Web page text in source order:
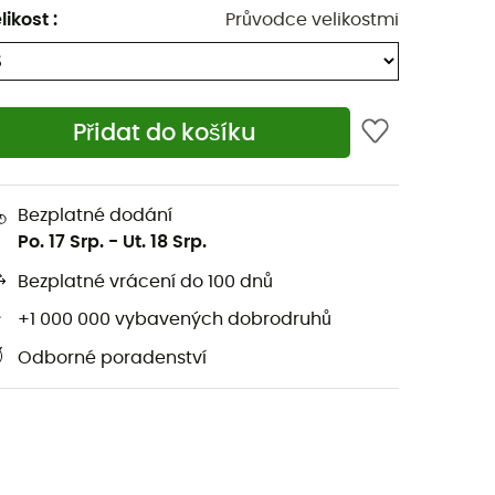
: Průvodce velikostmi
Přidat do košíku
Bezplatné dodání
Po. 17 Srp. - Ut. 18 Srp.
Bezplatné vrácení do 100 dnů
+1 000 000 vybavených dobrodruhů
Odborné poradenství